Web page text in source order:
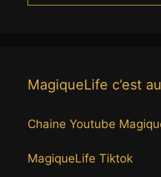
MagiqueLife c’est
Chaine Youtube
MagiqueLife Tiktok